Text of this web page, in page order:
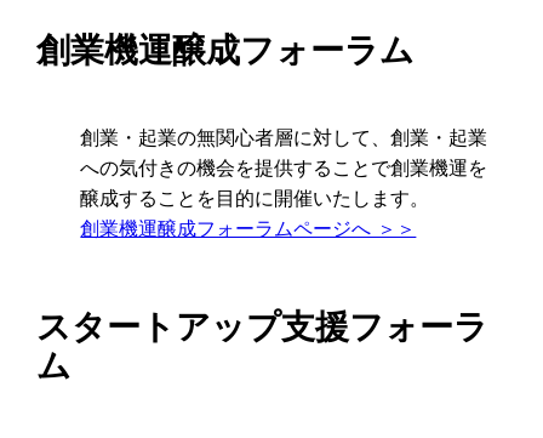
創業機運醸成フォーラム
創業・起業の無関心者層に対して、創業・起業
への気付きの機会を提供することで創業機運を
醸成することを目的に開催いたします。
創業機運醸成フォーラムページへ ＞＞
スタートアップ支援フォーラ
ム